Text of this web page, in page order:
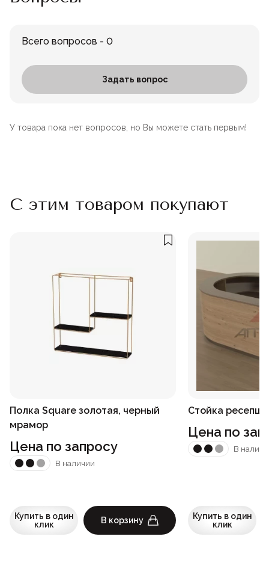
Всего вопросов - 0
Задать вопрос
У товара пока нет вопросов, но Вы можете стать первым!
С этим товаром покупают
Полка Square золотая, черный
мрамор
Цена по запросу
В наличии
Купить в один
клик
В корзину
Стойка
Цена по
В
Купить в один
клик